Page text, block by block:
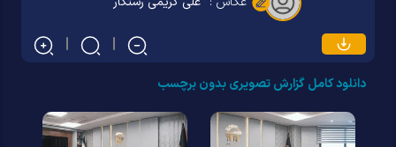
دانلود کامل گزارش تصویری بدون برچسب